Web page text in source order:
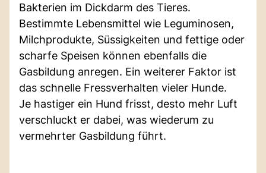
Bakterien im Dickdarm des Tieres.
Bestimmte Lebensmittel wie Leguminosen,
Milchprodukte, Süssigkeiten und fettige oder
scharfe Speisen können ebenfalls die
Gasbildung anregen. Ein weiterer Faktor ist
das schnelle Fressverhalten vieler Hunde.
Je hastiger ein Hund frisst, desto mehr Luft
verschluckt er dabei, was wiederum zu
vermehrter Gasbildung führt.